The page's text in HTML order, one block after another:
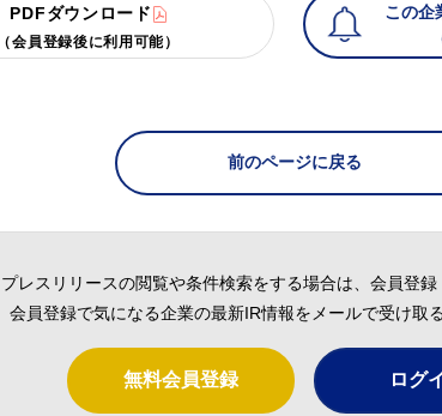
PDFダウンロード
（会員登録後に利用可能）
この企
前のページに戻る
レスリリースの閲覧や条件検索をする場合は、会員登録
会員登録で気になる企業の最新IR情報をメールで受け取
無料会員登録 ログ